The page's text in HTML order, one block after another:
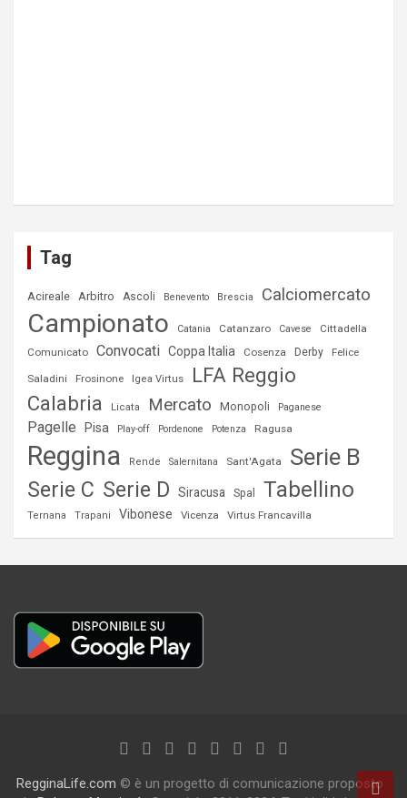
Tag
Acireale Arbitro Ascoli Benevento Brescia Calciomercato
Campionato Catania Catanzaro Cavese
Cittadella
Comunicato
Convocati Coppa Italia Cosenza Derby Felice
Saladini Frosinone Igea Virtus
LFA Reggio
Calabria
Licata Mercato Monopoli Paganese
Pagelle Pisa Play-off Pordenone Potenza Ragusa
Reggina Rende Salernitana Sant'Agata Serie B
Serie C Serie D Siracusa Spal Tabellino
Ternana Trapani Vibonese Vicenza Virtus Francavilla
RegginaLife.com © è un progetto di comunicazione proposto